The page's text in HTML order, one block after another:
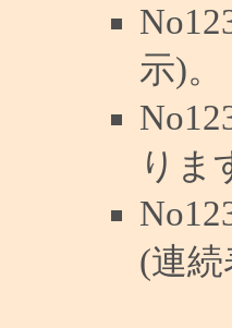
示)。
りま
(連続